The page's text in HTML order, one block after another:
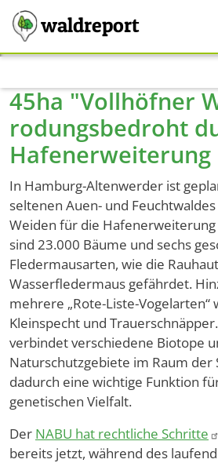
waldreport
45ha "Vollhöfner
rodungsbedroht
Hafenerweiterung
In Hamburg-Altenwerder ist
seltenen Auen- und
Weiden für die Hafenerweiterung
sind 23.000 Bäume und sechs
Fledermausarten, wie die
Wasserfledermaus gefährdet.
mehrere „Rote-Liste-Vogelarten“
Kleinspecht und
verbindet verschiedene Biotope
Naturschutzgebiete im Raum der
dadurch eine wichtige Funktion
genetischen Vielfalt.
Der NABU hat rechtliche Schritte
bereits jetzt, während des